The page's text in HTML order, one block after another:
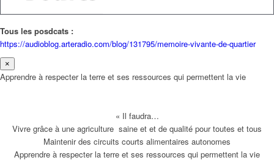
Tous les posdcats :
https://audioblog.arteradio.com/blog/131795/memoire-vivante-de-quartier
×
Apprendre à respecter la terre et ses ressources qui permettent la vie
« Il faudra…
Vivre grâce à une agriculture saine et et de qualité pour toutes et tous
Maintenir des circuits courts alimentaires autonomes
Apprendre à respecter la terre et ses ressources qui permettent la vie